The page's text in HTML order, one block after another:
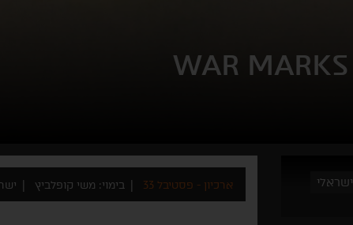
WAR MARKS
ישראלי ארכיון - פסטיבל 33 בימוי: משי קופלביץ